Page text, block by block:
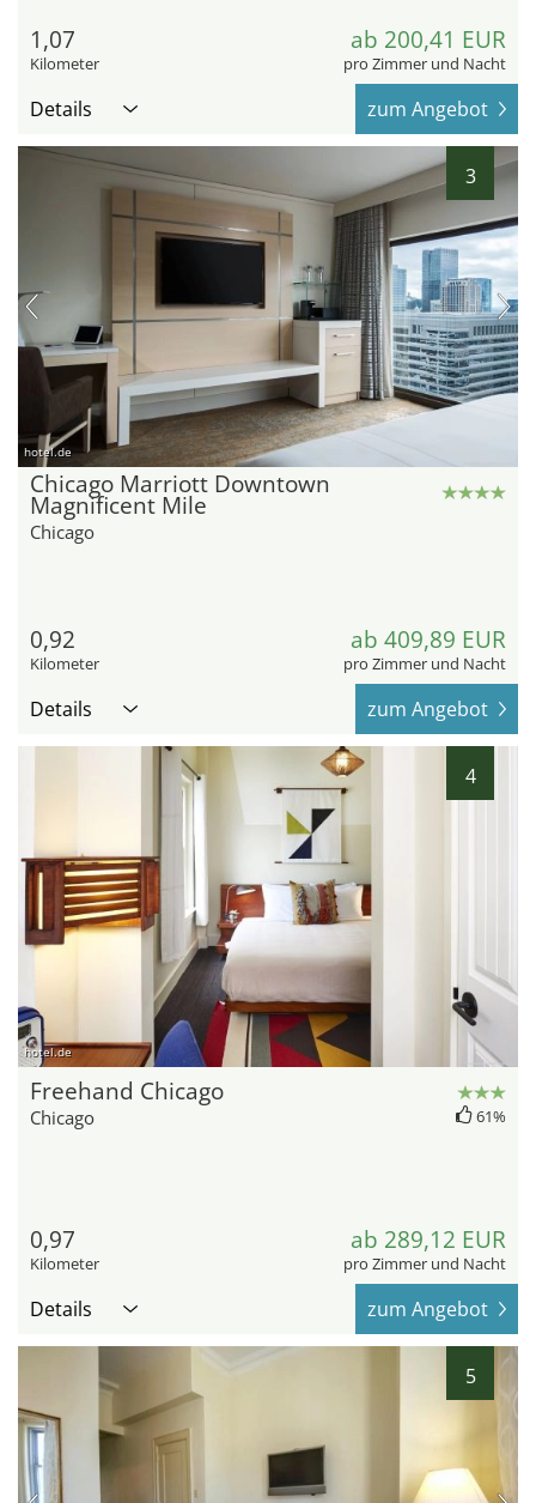
1,07
Kilometer
ab 200,41 EUR
pro Zimmer und Nacht
Details zum Angebot
3
hotel.de
Chicago Marriott Downtown
Magnificent Mile
Chicago
0,92
Kilometer
ab 409,89 EUR
pro Zimmer und Nacht
Details zum Angebot
4
hotel.de
Freehand Chicago
Chicago 61%
0,97
Kilometer
ab 289,12 EUR
pro Zimmer und Nacht
Details zum Angebot
5